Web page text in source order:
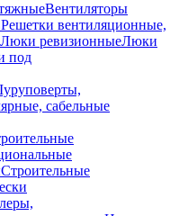
Вентиляторы
Решетки вентиляционные,
Люки ревизионныеЛюки
под
сабельные
Строительные